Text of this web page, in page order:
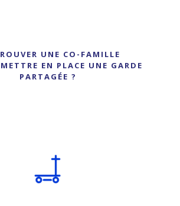
UNE CO-FAMILLE
EN PLACE UNE GARDE
PARTAGÉE ?